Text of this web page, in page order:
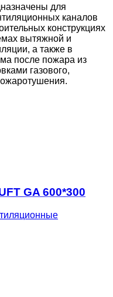
для
каналов
конструкциях
вытяжной и
а также в
после пожара из
газового,
GA 600*300